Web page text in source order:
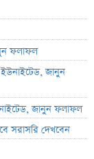
ফলাফল
ইউনাইটেড, জানুন
জানুন ফলাফল
সরাসরি দেখবেন